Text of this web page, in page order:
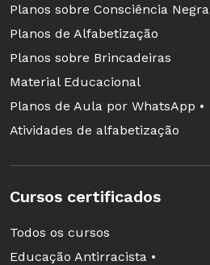
Planos sobre Consciência Negra
Planos de Alfabetização
Planos sobre Brincadeiras
Material Educacional
Planos de Aula por WhatsApp •
Atividades de alfabetização
Cursos certificados
Todos os cursos
Educação Antirracista •